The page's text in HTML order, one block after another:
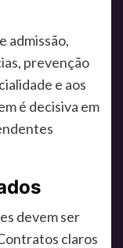
admissão,
prevenção
e aos
é decisiva em
devem ser
claros